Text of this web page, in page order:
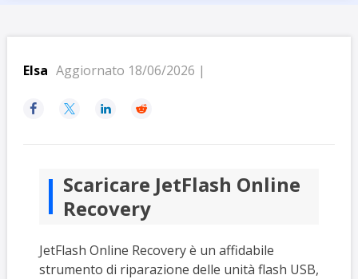
Elsa Aggiornato 18/06/2026 |
   
Scaricare JetFlash Online
Recovery
JetFlash Online Recovery è un affidabile
strumento di riparazione delle unità flash USB,